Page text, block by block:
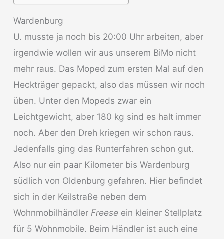
Wardenburg
U. musste ja noch bis 20:00 Uhr arbeiten, aber
irgendwie wollen wir aus unserem BiMo nicht
mehr raus. Das Moped zum ersten Mal auf den
Heckträger gepackt, also das müssen wir noch
üben. Unter den Mopeds zwar ein
Leichtgewicht, aber 180 kg sind es halt immer
noch. Aber den Dreh kriegen wir schon raus.
Jedenfalls ging das Runterfahren schon gut.
Also nur ein paar Kilometer bis Wardenburg
südlich von Oldenburg gefahren. Hier befindet
sich in der Keilstraße neben dem
Wohnmobilhändler Freese ein kleiner Stellplatz
für 5 Wohnmobile. Beim Händler ist auch eine